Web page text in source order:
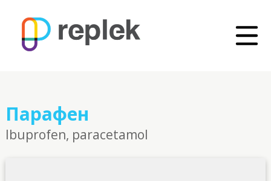
Парафен
Ibuprofen, paracetamol